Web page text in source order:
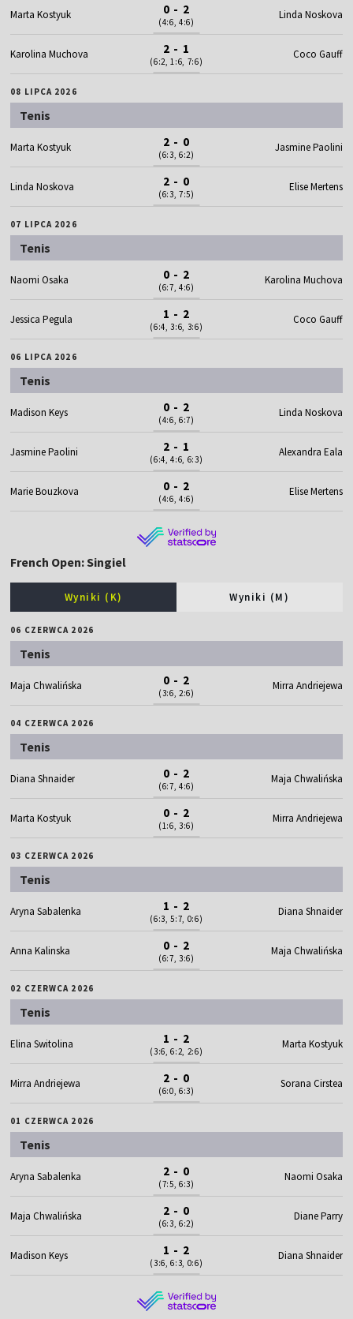
Marta Kostyuk 0 - 2
(4:6, 4:6)
Linda Noskova
Karolina Muchova 2 - 1
(6:2, 1:6, 7:6)
Coco Gauff
08 LIPCA 2026
Tenis
Marta Kostyuk 2 - 0
(6:3, 6:2)
Jasmine Paolini
Linda Noskova 2 - 0
(6:3, 7:5)
Elise Mertens
07 LIPCA 2026
Tenis
Naomi Osaka 0 - 2
(6:7, 4:6)
Karolina Muchova
Jessica Pegula 1 - 2
(6:4, 3:6, 3:6)
Coco Gauff
06 LIPCA 2026
Tenis
Madison Keys 0 - 2
(4:6, 6:7)
Linda Noskova
Jasmine Paolini 2 - 1
(6:4, 4:6, 6:3)
Alexandra Eala
Marie Bouzkova 0 - 2
(4:6, 4:6)
Elise Mertens
French Open: Singiel
Wyniki (K) Wyniki (M)
06 CZERWCA 2026
Tenis
Maja Chwalińska 0 - 2
(3:6, 2:6)
Mirra Andriejewa
04 CZERWCA 2026
Tenis
Diana Shnaider 0 - 2
(6:7, 4:6)
Maja Chwalińska
Marta Kostyuk 0 - 2
(1:6, 3:6)
Mirra Andriejewa
03 CZERWCA 2026
Tenis
Aryna Sabalenka 1 - 2
(6:3, 5:7, 0:6)
Diana Shnaider
Anna Kalinska 0 - 2
(6:7, 3:6)
Maja Chwalińska
02 CZERWCA 2026
Tenis
Elina Switolina 1 - 2
(3:6, 6:2, 2:6)
Marta Kostyuk
Mirra Andriejewa 2 - 0
(6:0, 6:3)
Sorana Cirstea
01 CZERWCA 2026
Tenis
Aryna Sabalenka 2 - 0
(7:5, 6:3)
Naomi Osaka
Maja Chwalińska 2 - 0
(6:3, 6:2)
Diane Parry
Madison Keys 1 - 2
(3:6, 6:3, 0:6)
Diana Shnaider